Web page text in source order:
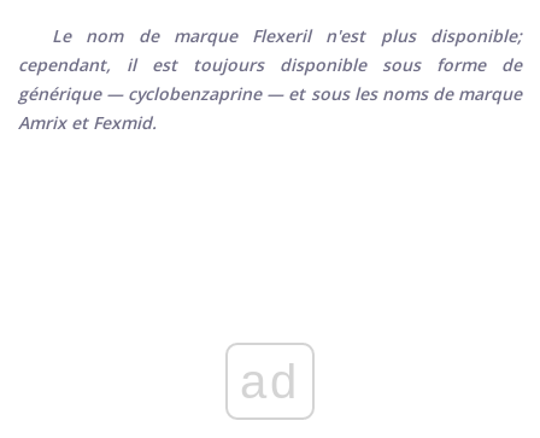
Le nom de marque Flexeril n'est plus disponible;
cependant, il est toujours disponible sous forme de
générique — cyclobenzaprine — et sous les noms de marque
Amrix et Fexmid.
ad